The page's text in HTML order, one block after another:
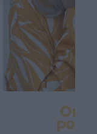
Oma